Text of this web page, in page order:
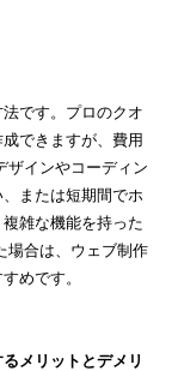
です。プロのクオ
できますが、費用
ザインやコーディン
または短期間でホ
雑な機能を持った
場合は、ウェブ制作
めです。
メリットとデメリ